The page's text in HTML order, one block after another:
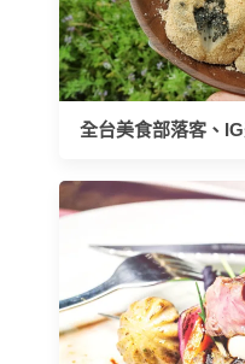
全台美食部落客、